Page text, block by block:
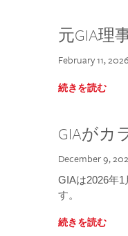
元GIA理
February 11, 2026
続きを読む
GIAがカ
December 9,
GIAは2026年
す。
続きを読む